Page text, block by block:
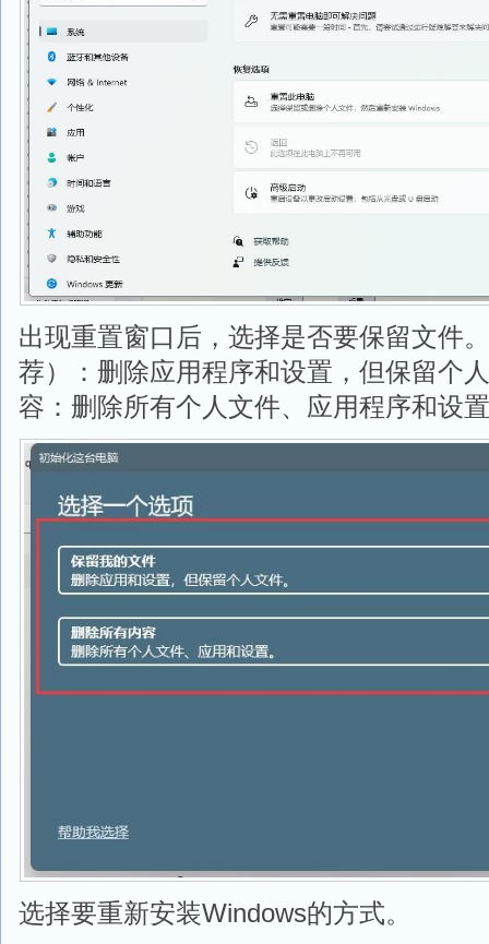
出现重置窗口后，选择是否要保留文件
荐）：删除应用程序和设置，但保留个
容：删除所有个人文件、应用程序和设
选择要重新安装Windows的方式。